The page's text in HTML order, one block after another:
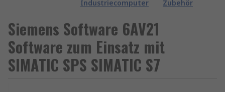
Industriecomputer
Zubehör
Siemens Software 6AV21
Software zum Einsatz mit
SIMATIC SPS SIMATIC S7